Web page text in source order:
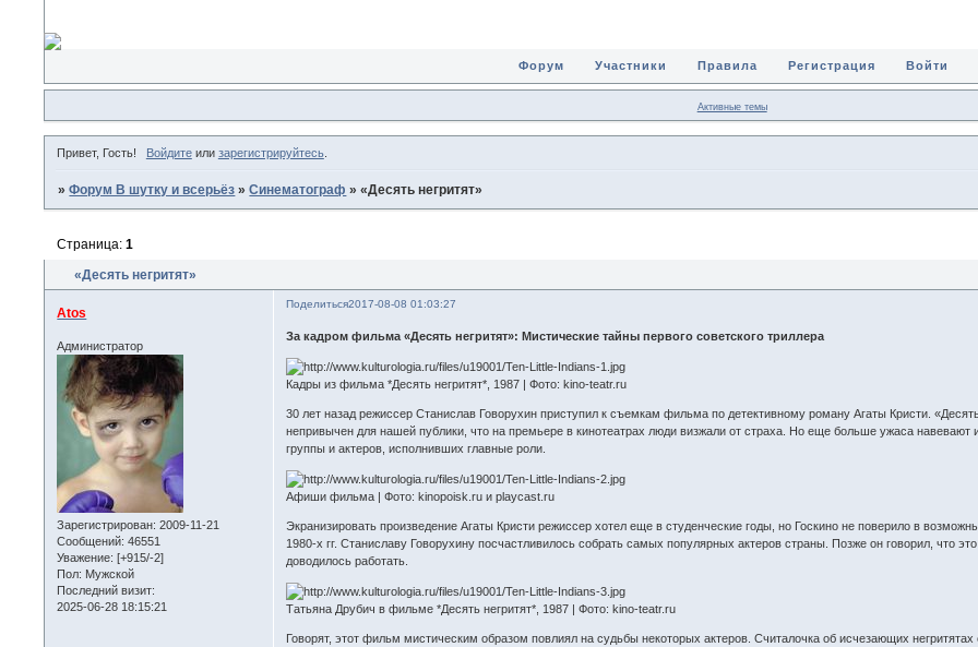
Форум Участники Правила Регистрация Войти
Активные темы
Привет, Гость! Войдитеили зарегистрируйтесь.
»Форум В шутку и всерьёз »Синематограф »«Десять негритят»
«Десять негритят»
Страница:1
Поделиться2017-08-08 01:03:27
Atos
Администратор
Зарегистрирован: 2009-11-21
Сообщений: 46551
Уважение: [+915/-2]
Пол: Мужской
Последний визит:
2025-06-28 18:15:21
За кадром фильма «Десять негритят»: Мистические тайны первого советского триллера
Кадры из фильма *Десять негритят*, 1987 | Фото: kino-teatr.ru
30 лет назад режиссер Станислав Говорухин приступил к съемкам фильма по детективному роману Агаты Кристи.
непривычен для нашей публики, что на премьере в кинотеатрах люди визжали от страха. Но еще больше ужаса
группы и актеров, исполнивших главные роли.
Афиши фильма | Фото: kinopoisk.ru и playcast.ru
Экранизировать произведение Агаты Кристи режиссер хотел еще в студенческие годы, но Госкино не поверило в
1980-х гг. Станиславу Говорухину посчастливилось собрать самых популярных актеров страны. Позже он говорил, что
доводилось работать.
Татьяна Друбич в фильме *Десять негритят*, 1987 | Фото: kino-teatr.ru
Говорят, этот фильм мистическим образом повлиял на судьбы некоторых актеров. Считалочка об исчезающих